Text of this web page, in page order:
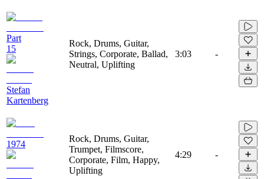
Part
15
Stefan
Kartenberg
Rock, Drums, Guitar,
Strings, Corporate, Ballad,
Neutral, Uplifting
3:03 -
1974
Rock, Drums, Guitar,
Trumpet, Filmscore,
Corporate, Film, Happy,
Uplifting
4:29 -